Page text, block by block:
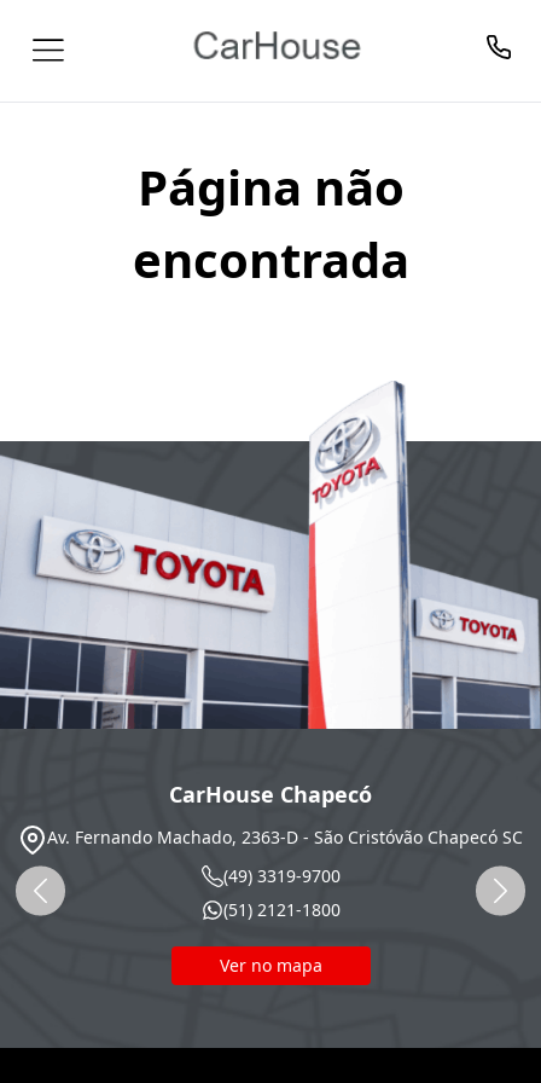
Página não
encontrada
CarHouse Chapecó
Av. Fernando Machado, 2363-D - São Cristóvão Chapecó SC
(49) 3319-9700
(51) 2121-1800
Ver no mapa